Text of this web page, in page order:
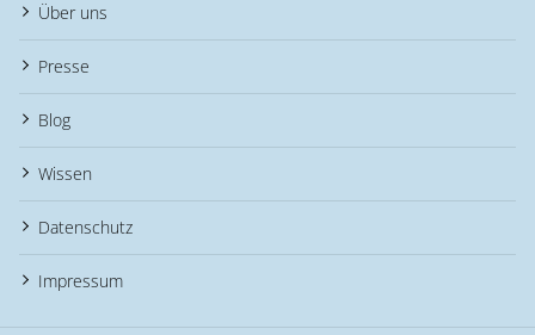
Über uns
Presse
Blog
Wissen
Datenschutz
Impressum